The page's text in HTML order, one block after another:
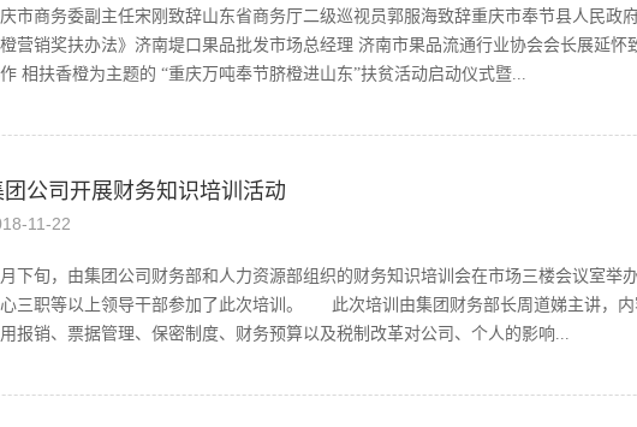
市商务委副主任宋刚致辞山东省商务厅二级巡视员郭服海致辞重庆市奉节县人民政
营销奖扶办法》济南堤口果品批发市场总经理 济南市果品流通行业协会会长展延
相扶香橙为主题的 “重庆万吨奉节脐橙进山东”扶贫活动启动仪式暨...
口支援办公室副主任吴隆杰、重庆市奉节县人民政府副县长马德凤、山东省商务厅
厅市场秩序处副处长、重庆市商务委商贸行业管理处副处长、山东省扶贫协议干部
理展延怀及重庆市奉节县相关领导出席活动。 会上，重庆市商务委副主任宋刚、
海、济南堤口果品批发市场总经理、济南市果品流通行业协会会长展延怀分别致辞
现场宣读《奉节脐橙营销奖扶办法》，激发广大经销商的营销积极性。 本次活动
业发展中...
团公司开展财务知识培训活动
月下旬，由集团公司财务部和人力资源部组织的财务知识培训会在市场三楼会议室举
三职等以上领导干部参加了此次培训。 此次培训由集团财务部长周道娣主讲，内
报销、票据管理、保密制度、财务预算以及税制改革对公司、个人的影响...
-11-22